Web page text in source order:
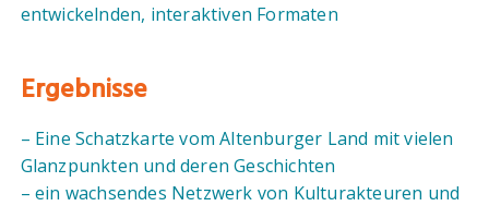
entwickelnden, interaktiven Formaten
Ergebnisse
– Eine Schatzkarte vom Altenburger Land mit vielen
Glanzpunkten und deren Geschichten
– ein wachsendes Netzwerk von Kulturakteuren und